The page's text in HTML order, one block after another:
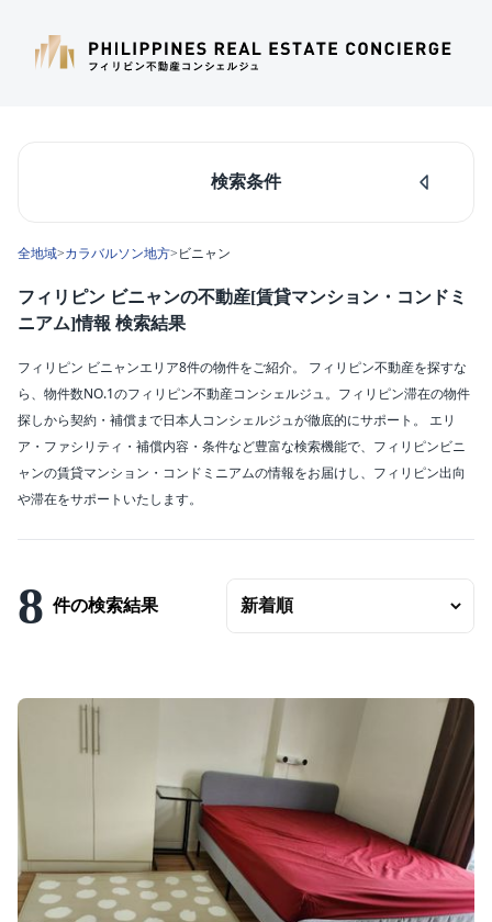
検索条件
マカティ
タギッグ
ケソンシティ
ダパオ
セブシティ
カラバルソン
エリア
ビニャン(8)
エリアの変更
賃料
ベッドルーム数
〜
エアコンつき
全地域>カラバルソン地方> ビニャン
フィリピン ビニャンの不動産[賃貸マンション・コンドミ
ニアム]情報 検索結果
フィリピン ビニャンエリア8件の物件をご紹介。 フィリピン不動産を探すな
ら、物件数NO.1のフィリピン不動産コンシェルジュ。フィリピン滞在の物件
探しから契約・補償まで日本人コンシェルジュが徹底的にサポート。 エリ
ア・ファシリティ・補償内容・条件など豊富な検索機能で、フィリピンビニ
ャンの賃貸マンション・コンドミニアムの情報をお届けし、フィリピン出向
や滞在をサポートいたします。
8 件の検索結果